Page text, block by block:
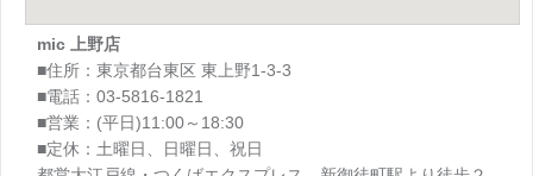
mic 上野店
■住所：東京都台東区 東上野1-3-3
■電話：03-5816-1821
■営業：(平日)11:00～18:30
■定休：土曜日、日曜日、祝日